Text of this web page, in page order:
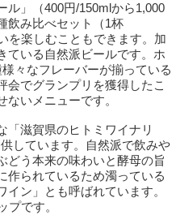
ル」（400円/150mlから1,000
飲み比べセット（1杯
を楽しむこともできます。加
ている自然派ビールです。ホ
々なフレーバーが揃っている
会でグランプリを獲得したこ
いメニューです。
「滋賀県のヒトミワイナリ
しています。自然派で飲みや
どう本来の味わいと酵母の旨
作られているため濁っている
ン」とも呼ばれています。
プです。